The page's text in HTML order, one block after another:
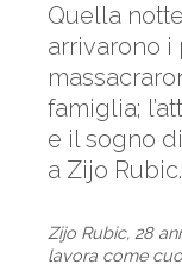
Quella
arrivarono i
famiglia;
e il sogno
a Zijo Rubic.
Zijo Rubic, 28
lavora come